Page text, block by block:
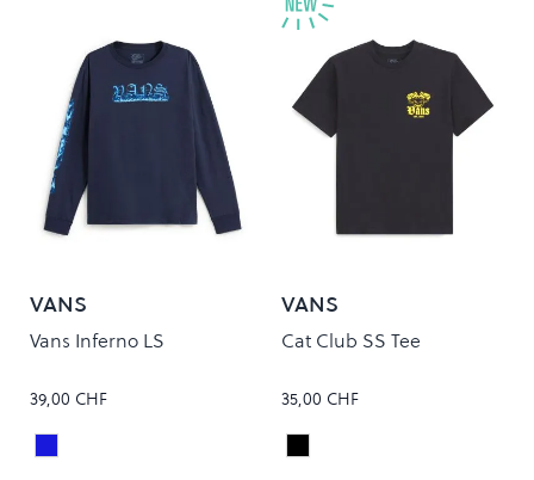
VANS
Vans Inferno LS
39,00 CHF
Colour
Parisian Night
VANS
Cat Club SS Tee
35,00 CHF
Colour
Black